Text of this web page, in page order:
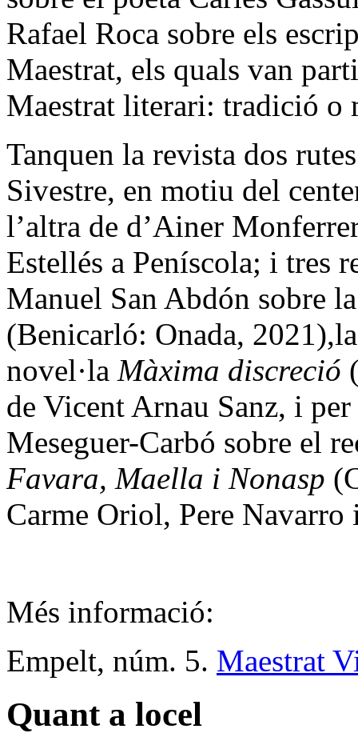
Rafael Roca sobre els
Maestrat, els quals van
Maestrat literari: tradició o
Tanquen la revista dos
Sivestre, en motiu del
l’altra de d’Ainer
Estellés a Peníscola; i tres
Manuel San Abdón sobre
(Benicarló: Onada,
novel·la Màxima discreció
de Vicent Arnau Sanz, i
Meseguer-Carbó sobre el
Favara, Maella i Nonasp
Carme Oriol, Pere Navarro
Més informació:
Empelt, núm. 5. Maestrat
Quant a locel